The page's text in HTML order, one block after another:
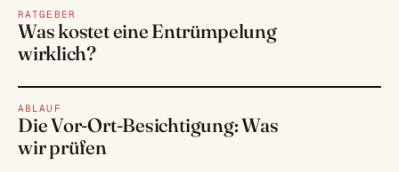
RATGEBER
Was kostet eine Entrümpelung
wirklich?
ABLAUF
Die Vor-Ort-Besichtigung: Was
wir prüfen